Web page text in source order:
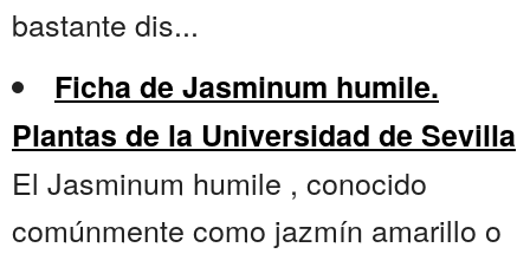
bastante dis...
Ficha de Jasminum humile.
Plantas de la Universidad de Sevilla
El Jasminum humile , conocido
comúnmente como jazmín amarillo o